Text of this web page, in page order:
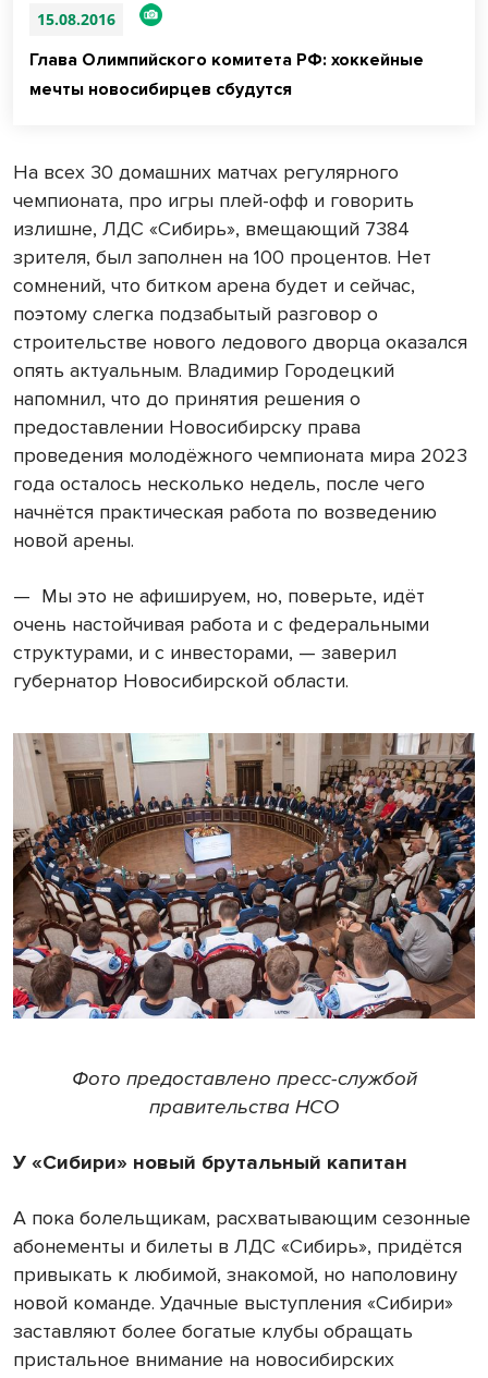
15.08.2016
Глава Олимпийского комитета РФ: хоккейные
мечты новосибирцев сбудутся
На всех 30 домашних матчах регулярного
чемпионата, про игры плей-офф и говорить
излишне, ЛДС «Сибирь», вмещающий 7384
зрителя, был заполнен на 100 процентов. Нет
сомнений, что битком арена будет и сейчас,
поэтому слегка подзабытый разговор о
строительстве нового ледового дворца оказался
опять актуальным. Владимир Городецкий
напомнил, что до принятия решения о
предоставлении Новосибирску права
проведения молодёжного чемпионата мира 2023
года осталось несколько недель, после чего
начнётся практическая работа по возведению
новой арены.
— Мы это не афишируем, но, поверьте, идёт
очень настойчивая работа и с федеральными
структурами, и с инвесторами, — заверил
губернатор Новосибирской области.
Фото предоставлено пресс-службой
правительства НСО
У «Сибири» новый брутальный капитан
А пока болельщикам, расхватывающим сезонные
абонементы и билеты в ЛДС «Сибирь», придётся
привыкать к любимой, знакомой, но наполовину
новой команде. Удачные выступления «Сибири»
заставляют более богатые клубы обращать
пристальное внимание на новосибирских